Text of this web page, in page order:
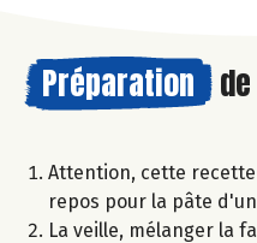
Préparation
Attention, cette
repos pour la pâte
La veille, mélanger la